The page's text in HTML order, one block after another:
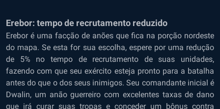
Erebor: tempo de recrutamento reduzido
Erebor é uma facção de anões que fica na porção nordeste
do mapa. Se esta for sua escolha, espere por uma redução
de 5% no tempo de recrutamento de suas unidades,
fazendo com que seu exército esteja pronto para a batalha
antes do que o dos seus inimigos. Seu comandante inicial é
Dwalin, um anão guerreiro com excelentes taxas de dano
que irá curar suas tropas e conceder um bônus contra